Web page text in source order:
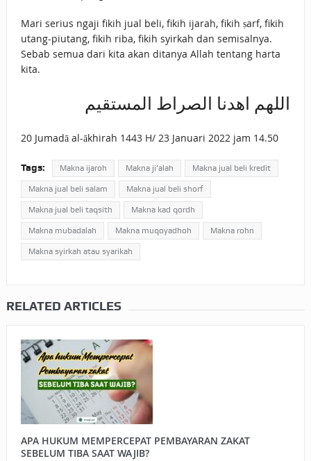
Mari serius ngaji fikih jual beli, fikih ijarah, fikih ṣarf, fikih
utang-piutang, fikih riba, fikih syirkah dan semisalnya.
Sebab semua dari kita akan ditanya Allah tentang harta
kita.
اللهم اهدنا الصراط المستقيم
20 Jumadā al-ākhirah 1443 H/ 23 Januari 2022 jam 14.50
Tags: Makna ijaroh Makna ji’alah Makna jual beli kredit
Makna jual beli salam Makna jual beli shorf
Makna jual beli taqsith Makna kad qordh
Makna mubadalah Makna muqoyadhoh Makna rohn
Makna syirkah atau syarikah
RELATED ARTICLES
APA HUKUM MEMPERCEPAT PEMBAYARAN ZAKAT
SEBELUM TIBA SAAT WAJIB?